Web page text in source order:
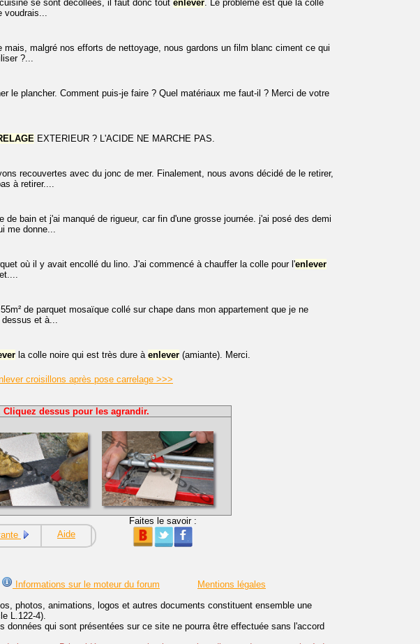
se sont décollées, il faut donc tout enlever. Le problème est que la colle
voudrais...
malgré nos efforts de nettoyage, nous gardons un film blanc ciment ce qui
?...
le plancher. Comment puis-je faire ? Quel matériaux me faut-il ? Merci de votre
EXTERIEUR ? L'ACIDE NE MARCHE PAS.
recouvertes avec du jonc de mer. Finalement, nous avons décidé de le retirer,
à retirer....
bain et j'ai manqué de rigueur, car fin d'une grosse journée. j'ai posé des demi
me donne...
où il y avait encollé du lino. J'ai commencé à chauffer la colle pour l'enlever
de parquet mosaïque collé sur chape dans mon appartement que je ne
et à...
la colle noire qui est très dure à enlever (amiante). Merci.
croisillons après pose carrelage >>>
dessus pour les agrandir.
Aide
Faites le savoir :
Informations sur le moteur du forum
Mentions légales
photos, animations, logos et autres documents constituent ensemble une
L.122-4).
qui sont présentées sur ce site ne pourra être effectuée sans l'accord